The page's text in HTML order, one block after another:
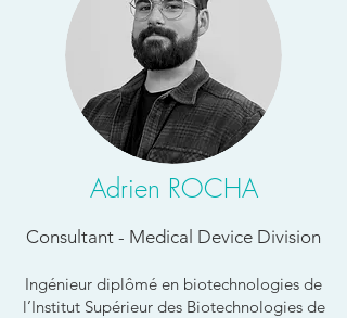
Adrien ROCHA
Consultant - Medical Device Division
Ingénieur diplômé en biotechnologies de
l’Institut Supérieur des Biotechnologies de